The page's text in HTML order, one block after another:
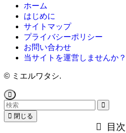
ホーム
はじめに
サイトマップ
プライバシーポリシー
お問い合わせ
当サイトを運営しませんか？
© ミエルワタシ.
閉じる
目次